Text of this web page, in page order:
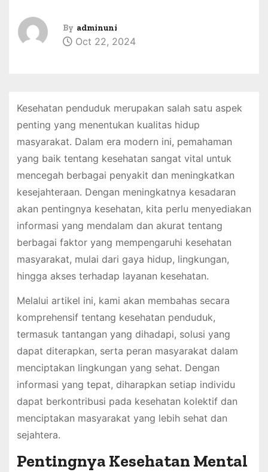
By adminuni
Oct 22, 2024
Kesehatan penduduk merupakan salah satu aspek
penting yang menentukan kualitas hidup
masyarakat. Dalam era modern ini, pemahaman
yang baik tentang kesehatan sangat vital untuk
mencegah berbagai penyakit dan meningkatkan
kesejahteraan. Dengan meningkatnya kesadaran
akan pentingnya kesehatan, kita perlu menyediakan
informasi yang mendalam dan akurat tentang
berbagai faktor yang mempengaruhi kesehatan
masyarakat, mulai dari gaya hidup, lingkungan,
hingga akses terhadap layanan kesehatan.
Melalui artikel ini, kami akan membahas secara
komprehensif tentang kesehatan penduduk,
termasuk tantangan yang dihadapi, solusi yang
dapat diterapkan, serta peran masyarakat dalam
menciptakan lingkungan yang sehat. Dengan
informasi yang tepat, diharapkan setiap individu
dapat berkontribusi pada kesehatan kolektif dan
menciptakan masyarakat yang lebih sehat dan
sejahtera.
Pentingnya Kesehatan Mental